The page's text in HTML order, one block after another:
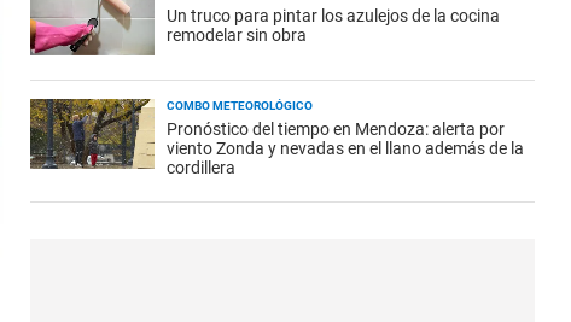
Un truco para pintar los azulejos de la cocina
remodelar sin obra
COMBO METEOROLÓGICO
Pronóstico del tiempo en Mendoza: alerta por
viento Zonda y nevadas en el llano además de la
cordillera